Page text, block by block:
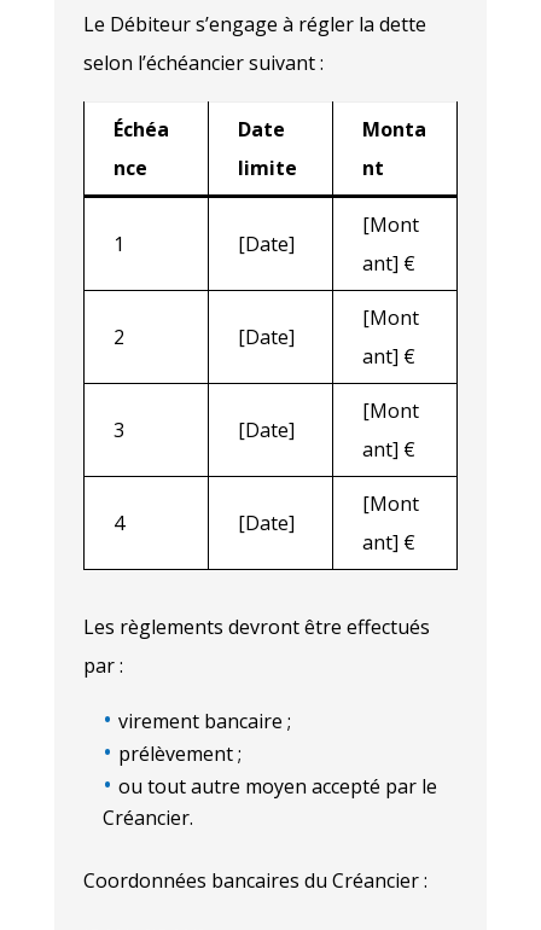
Le Débiteur s’engage à régler la dette
selon l’échéancier suivant :
Échéa
nce
Date
limite
Monta
nt
1 [Date]
[Mont
ant] €
2 [Date]
[Mont
ant] €
3 [Date]
[Mont
ant] €
4 [Date]
[Mont
ant] €
Les règlements devront être effectués
par :
virement bancaire ;
prélèvement ;
ou tout autre moyen accepté par le
Créancier.
Coordonnées bancaires du Créancier :